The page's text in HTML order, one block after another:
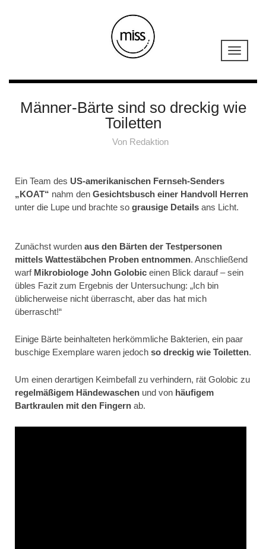
Männer-Bärte sind so dreckig wie
Toiletten
Von Redaktion
Ein Team des US-amerikanischen Fernseh-Senders
„KOAT“ nahm den Gesichtsbusch einer Handvoll Herren
unter die Lupe und brachte so grausige Details ans Licht.
Zunächst wurden aus den Bärten der Testpersonen
mittels Wattestäbchen Proben entnommen. Anschließend
warf Mikrobiologe John Golobic einen Blick darauf – sein
übles Fazit zum Ergebnis der Untersuchung: „Ich bin
üblicherweise nicht überrascht, aber das hat mich
überrascht!“
Einige Bärte beinhalteten herkömmliche Bakterien, ein paar
buschige Exemplare waren jedoch so dreckig wie Toiletten.
Um einen derartigen Keimbefall zu verhindern, rät Golobic zu
regelmäßigem Händewaschen und von häufigem
Bartkraulen mit den Fingern ab.